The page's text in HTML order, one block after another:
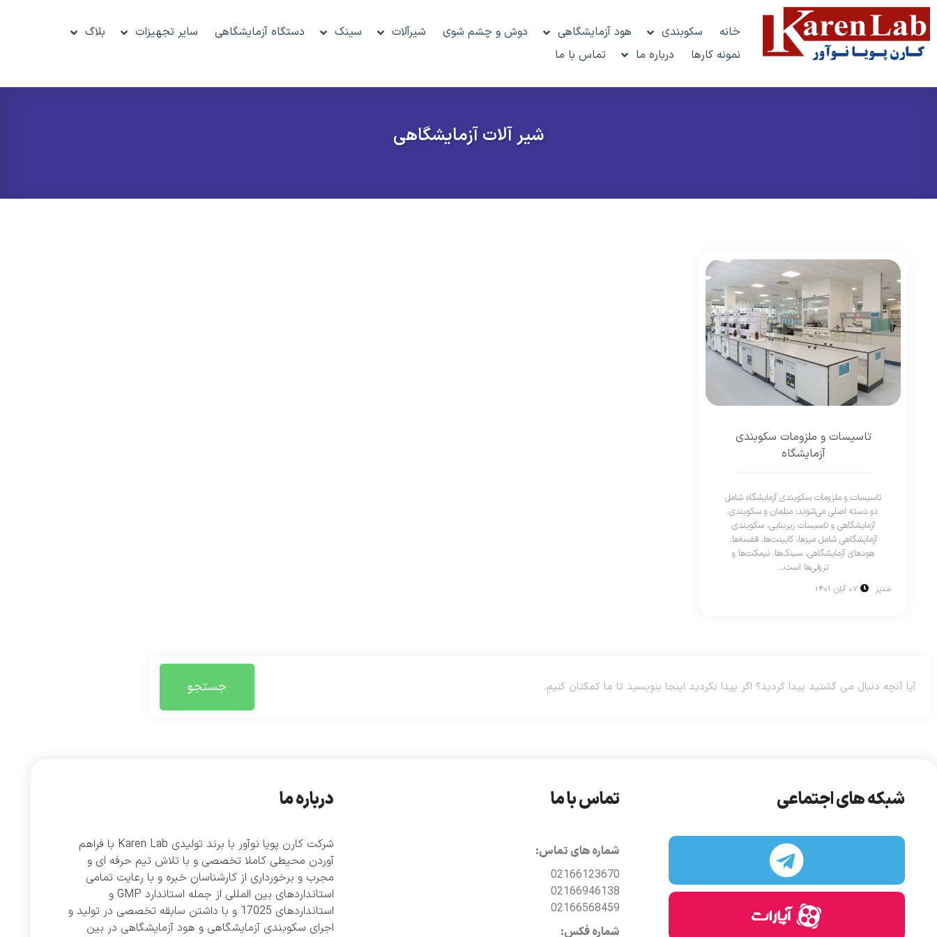
خانه سکوبندی هود آزمایشگاهی دوش و چشم شوی شیرآلات سینک دستگاه آزمایشگاهی سایر تجهیزات
بلاگ
نمونه کارها
درباره ما تماس با ما
شیر آلات آزمایشگاهی
تاسیسات و ملزومات سکوبندی
آزمایشگاه
تاسیسات و ملزومات سکوبندی آزمایشگاه شامل
دو دسته اصلی می‌شوند: مبلمان و سکوبندی
آزمایشگاهی و تاسیسات زیربنایی. سکوبندی
آزمایشگاهی شامل میزها، کابینت‌ها، قفسه‌ها،
هودهای آزمایشگاهی، سینک‌ها، نیمکت‌ها و
ترولی‌ها است...
مدیر
جستجو
شبکه های اجتماعی تماس با ما
شماره های تماس:
02166123670
02166946138
02166568459
شماره فکس:
درباره ما
شرکت کارن پویا نوآور با برند تولیدی Karen Lab با فراهم
آوردن محیطی کاملا تخصصی و با تلاش تیم حرفه ای و
مجرب و برخورداری از کارشناسان خبره و با رعایت تمامی
استانداردهای بین المللی از جمله استاندارد GMP و
استانداردهای 17025 و با داشتن سابقه تخصصی در تولید و
اجرای سکوبندی آزمایشگاهی و هود آزمایشگاهی در بین